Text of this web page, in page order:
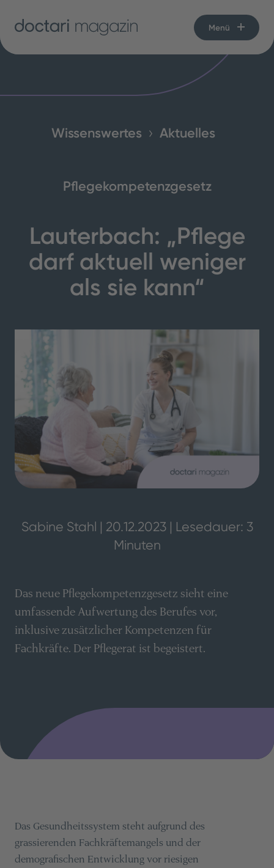
Menü
Wissenswertes Aktuelles
Pflegekompetenzgesetz
Lauterbach: „Pflege
darf aktuell weniger
als sie kann“
Sabine Stahl | 20.12.2023 | Lesedauer: 3
Minuten
Das neue Pflegekompetenzgesetz sieht eine
umfassende Aufwertung des Berufes vor,
inklusive zusätzlicher Kompetenzen für
Fachkräfte. Der Pflegerat ist begeistert.
Das Gesundheitssystem steht aufgrund des
grassierenden Fachkräftemangels und der
demografischen Entwicklung vor riesigen